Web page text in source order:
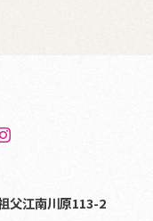
父江南川原113-2